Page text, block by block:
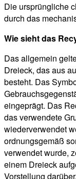
Die ursprüngliche
durch das
Wie sieht das
Das allgemein
Dreieck, das aus
besteht. Das
eingeprägt. Das
das verwendete
wiederverwendet
ordnungsgemäß
verwendet wurde,
einem Dreieck
Vorstellung